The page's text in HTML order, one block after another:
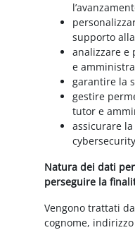
supporto
analizzare
e
garantire la
gestire
tutor e
assicurare
Natura dei dati
perseguire la
Vengono trattati
cognome,